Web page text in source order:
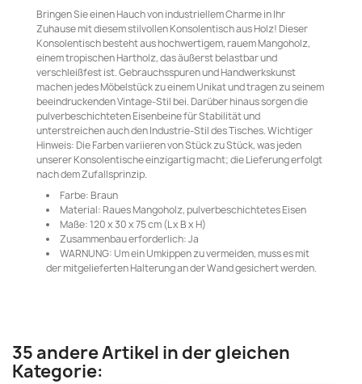
Bringen Sie einen Hauch von industriellem Charme in Ihr
Zuhause mit diesem stilvollen Konsolentisch aus Holz! Dieser
Konsolentisch besteht aus hochwertigem, rauem Mangoholz,
einem tropischen Hartholz, das äußerst belastbar und
verschleißfest ist. Gebrauchsspuren und Handwerkskunst
machen jedes Möbelstück zu einem Unikat und tragen zu seinem
beeindruckenden Vintage-Stil bei. Darüber hinaus sorgen die
pulverbeschichteten Eisenbeine für Stabilität und
unterstreichen auch den Industrie-Stil des Tisches. Wichtiger
Hinweis: Die Farben variieren von Stück zu Stück, was jeden
unserer Konsolentische einzigartig macht; die Lieferung erfolgt
nach dem Zufallsprinzip.
Farbe: Braun
Material: Raues Mangoholz, pulverbeschichtetes Eisen
Maße: 120 x 30 x 75 cm (L x B x H)
Zusammenbau erforderlich: Ja
WARNUNG: Um ein Umkippen zu vermeiden, muss es mit
der mitgelieferten Halterung an der Wand gesichert werden.
35 andere Artikel in der gleichen
Kategorie: